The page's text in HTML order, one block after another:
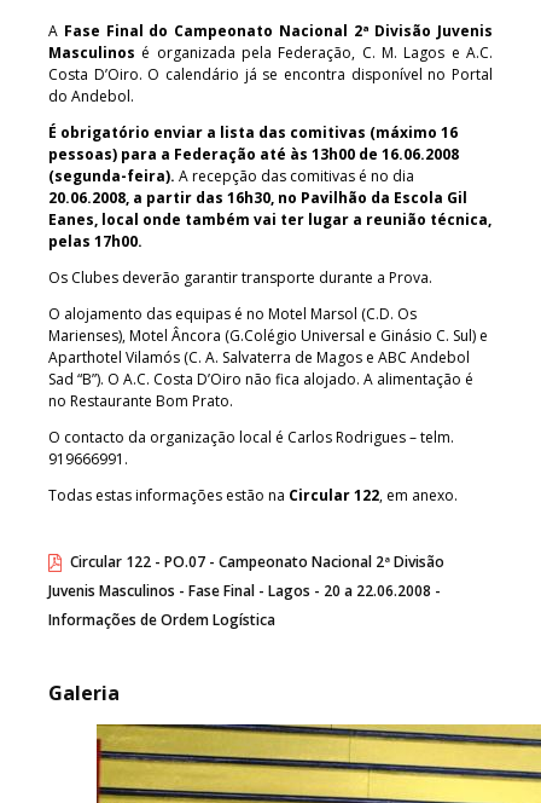
A Fase Final do Campeonato Nacional 2ª Divisão Juvenis
Masculinos é organizada pela Federação, C. M. Lagos e A.C.
Costa D’Oiro. O calendário já se encontra disponível no Portal
do Andebol.
É obrigatório enviar a lista das comitivas (máximo 16
pessoas) para a Federação até às 13h00 de 16.06.2008
(segunda-feira). A recepção das comitivas é no dia
20.06.2008, a partir das 16h30, no Pavilhão da Escola Gil
Eanes, local onde também vai ter lugar a reunião técnica,
pelas 17h00.
Os Clubes deverão garantir transporte durante a Prova.
O alojamento das equipas é no Motel Marsol (C.D. Os
Marienses), Motel Âncora (G.Colégio Universal e Ginásio C. Sul) e
Aparthotel Vilamós (C. A. Salvaterra de Magos e ABC Andebol
Sad “B”). O A.C. Costa D’Oiro não fica alojado. A alimentação é
no Restaurante Bom Prato.
O contacto da organização local é Carlos Rodrigues – telm.
919666991.
Todas estas informações estão na Circular 122, em anexo.
Circular 122 - PO.07 - Campeonato Nacional 2ª Divisão
Juvenis Masculinos - Fase Final - Lagos - 20 a 22.06.2008 -
Informações de Ordem Logística
Galeria